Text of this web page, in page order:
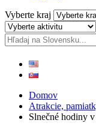
Vyberte kraj
Domov
Atrakcie,
Slnečné hodiny